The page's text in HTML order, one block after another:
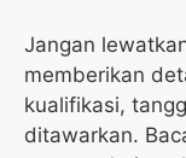
Jangan
memberikan
kualifikasi,
ditawarkan.